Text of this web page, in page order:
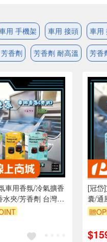
用 手機架 車用 接頭 車用
香劑 芳香劑 耐高溫 芳香
車用香氛/冷氣擴香
水夾/芳香劑 台灣製
[冠岱
囊/通
造
贈